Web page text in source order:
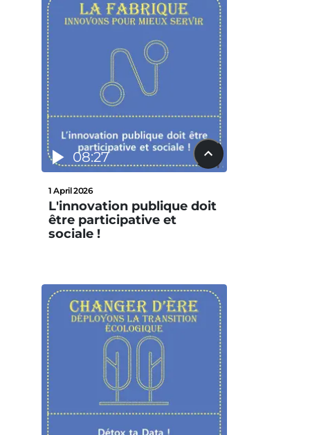
08:27
1 April 2026
L'innovation publique doit
être participative et
sociale !